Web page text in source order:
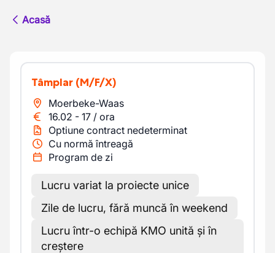
Acasă
Tâmplar (M/F/X)
Moerbeke-Waas
16.02 - 17 / ora
Optiune contract nedeterminat
Cu normă întreagă
Program de zi
Lucru variat la proiecte unice
Zile de lucru, fără muncă în weekend
Lucru într-o echipă KMO unită și în
creștere